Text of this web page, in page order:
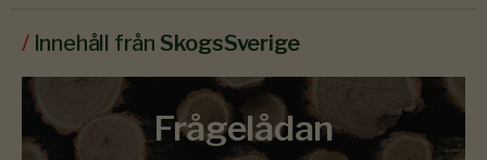
/ Innehåll från SkogsSverige
Frågelådan